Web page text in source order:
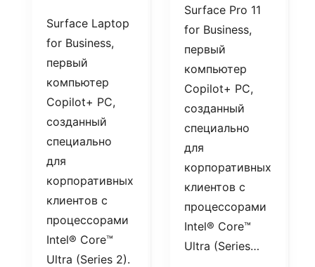
Surface Laptop
for Business,
первый
компьютер
Copilot+ PC,
созданный
специально
для
корпоративных
клиентов с
процессорами
Intel® Core™
Ultra (Series 2).
Surface Pro 11
for Business,
первый
компьютер
Copilot+ PC,
созданный
специально
для
корпоративных
клиентов с
процессорами
Intel® Core™
Ultra (Series…